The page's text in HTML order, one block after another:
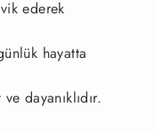
ederek
hayatta
dayanıklıdır.